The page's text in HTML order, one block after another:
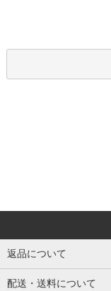
返品について
配送・送料について